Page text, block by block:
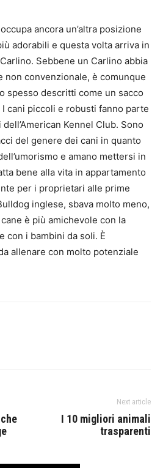
ancora un’altra posizione
adorabili e questa volta arriva in
Sebbene un Carlino abbia
non convenzionale, è comunque
spesso descritti come un sacco
cani piccoli e robusti fanno parte
Kennel Club. Sono
del genere dei cani in quanto
e amano mettersi in
bene alla vita in appartamento
per i proprietari alle prime
inglese, sbava molto meno,
è più amichevole con la
con i bambini da soli. È
allenare con molto potenziale
Next article
I 10 migliori animali
trasparenti